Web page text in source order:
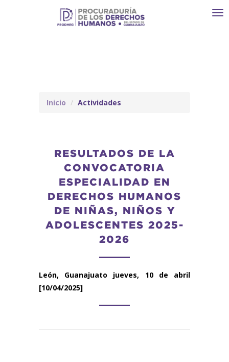
Inicio Actividades
RESULTADOS DE LA
CONVOCATORIA
ESPECIALIDAD EN
DERECHOS HUMANOS
DE NIÑAS, NIÑOS Y
ADOLESCENTES 2025-
2026
León, Guanajuato
jueves, 10 de abril
[10/04/2025]